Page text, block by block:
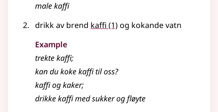
male kaffi
drikk av brend kaffi (1)og kokande vatn
Example
trekte kaffi;
kan du koke kaffi til oss?
kaffi og kaker;
drikke kaffi med sukker og fløyte